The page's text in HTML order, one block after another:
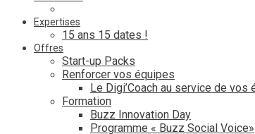
Expertises
15 ans 15 dates !
Offres
Start-up Packs
Renforcer vos équipes
Le Digi’Coach au service de vos
Formation
Buzz Innovation Day
Programme « Buzz Social Voice»